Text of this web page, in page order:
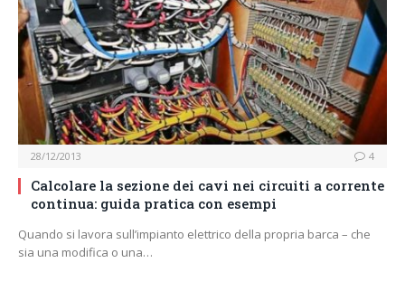
28/12/2013 4
Calcolare la sezione dei cavi nei circuiti a corrente
continua: guida pratica con esempi
Quando si lavora sull’impianto elettrico della propria barca – che
sia una modifica o una…